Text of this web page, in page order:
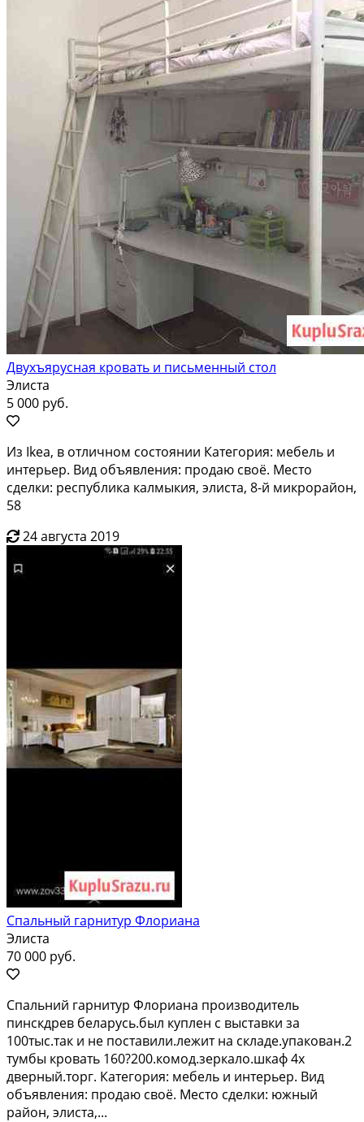
Двухъярусная кровать и письменный стол
Элиста
5 000 руб.
Из Ikea, в отличном состоянии Категория: мебель и
интерьер. Вид объявления: продаю своё. Место
сделки: республика калмыкия, элиста, 8-й микрорайон,
58
24 августа 2019
Спальный гарнитур Флориана
Элиста
70 000 руб.
Спальний гарнитур Флориана производитель
пинскдрев беларусь.был куплен с выставки за
100тыс.так и не поставили.лежит на складе.упакован.2
тумбы кровать 160?200.комод.зеркало.шкаф 4х
дверный.торг. Категория: мебель и интерьер. Вид
объявления: продаю своё. Место сделки: южный
район, элиста,...